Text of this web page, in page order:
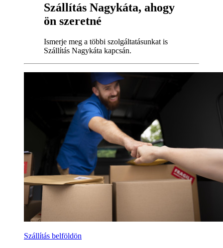
Szállítás Nagykáta, ahogy
ön szeretné
Ismerje meg a többi szolgáltatásunkat is
Szállítás Nagykáta kapcsán.
Szállítás belföldön